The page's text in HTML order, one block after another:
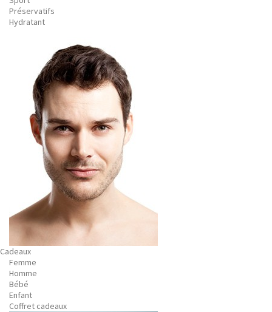
Préservatifs
Hydratant
Cadeaux
Femme
Homme
Bébé
Enfant
Coffret cadeaux